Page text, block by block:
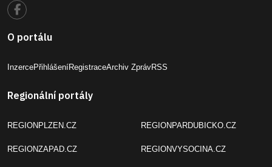
O portálu
InzercePřihlášeníRegistraceArchiv ZprávRSS
Regionální portály
REGIONPLZEN.CZ
REGIONZAPAD.CZ
REGIONPARDUBICKO.CZ
REGIONVYSOCINA.CZ